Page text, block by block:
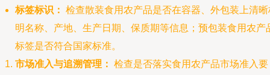
标签标识： 检查散装食用农产品是否在容器、外包装上清晰
明名称、产地、生产日期、保质期等信息；预包装食用农产
标签是否符合国家标准。
市场准入与追溯管理： 检查是否落实食用农产品市场准入要